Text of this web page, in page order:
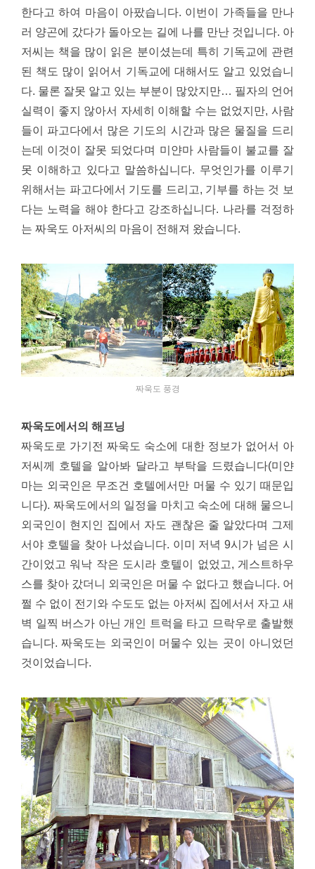
한다고 하여 마음이 아팠습니다. 이번이 가족들을 만나
러 양곤에 갔다가 돌아오는 길에 나를 만난 것입니다. 아
저씨는 책을 많이 읽은 분이셨는데 특히 기독교에 관련
된 책도 많이 읽어서 기독교에 대해서도 알고 있었습니
다. 물론 잘못 알고 있는 부분이 많았지만… 필자의 언어
실력이 좋지 않아서 자세히 이해할 수는 없었지만, 사람
들이 파고다에서 많은 기도의 시간과 많은 물질을 드리
는데 이것이 잘못 되었다며 미얀마 사람들이 불교를 잘
못 이해하고 있다고 말씀하십니다. 무엇인가를 이루기
위해서는 파고다에서 기도를 드리고, 기부를 하는 것 보
다는 노력을 해야 한다고 강조하십니다. 나라를 걱정하
는 짜욱도 아저씨의 마음이 전해져 왔습니다.
짜욱도 풍경
짜욱도에서의 해프닝
짜욱도로 가기전 짜욱도 숙소에 대한 정보가 없어서 아
저씨께 호텔을 알아봐 달라고 부탁을 드렸습니다(미얀
마는 외국인은 무조건 호텔에서만 머물 수 있기 때문입
니다). 짜욱도에서의 일정을 마치고 숙소에 대해 물으니
외국인이 현지인 집에서 자도 괜찮은 줄 알았다며 그제
서야 호텔을 찾아 나섰습니다. 이미 저녁 9시가 넘은 시
간이었고 워낙 작은 도시라 호텔이 없었고, 게스트하우
스를 찾아 갔더니 외국인은 머물 수 없다고 했습니다. 어
쩔 수 없이 전기와 수도도 없는 아저씨 집에서서 자고 새
벽 일찍 버스가 아닌 개인 트럭을 타고 므락우로 출발했
습니다. 짜욱도는 외국인이 머물수 있는 곳이 아니었던
것이었습니다.